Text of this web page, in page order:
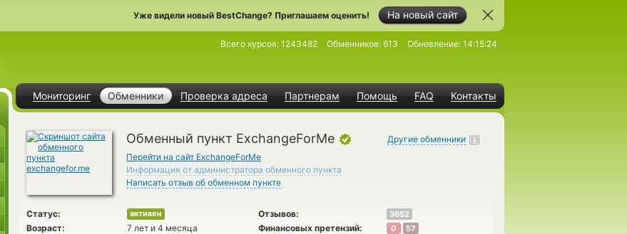
На новый сайт
Уже видели новый BestChange? Приглашаем оценить!
Мониторинг Обменники Проверка адреса Партнерам Помощь FAQ Контакты
Всего курсов: 1243482 Обменников: 613 Обновление: 14:15:24
Обменный пункт ExchangeForMe
Перейти на сайт ExchangeForMe
Информация от администратора обменного пункта
Написать отзыв об обменном пункте
Другие обменники
Статус: активен Отзывов: 3652
Возраст: 7 лет и 4 месяца Финансовых претензий: 0 57